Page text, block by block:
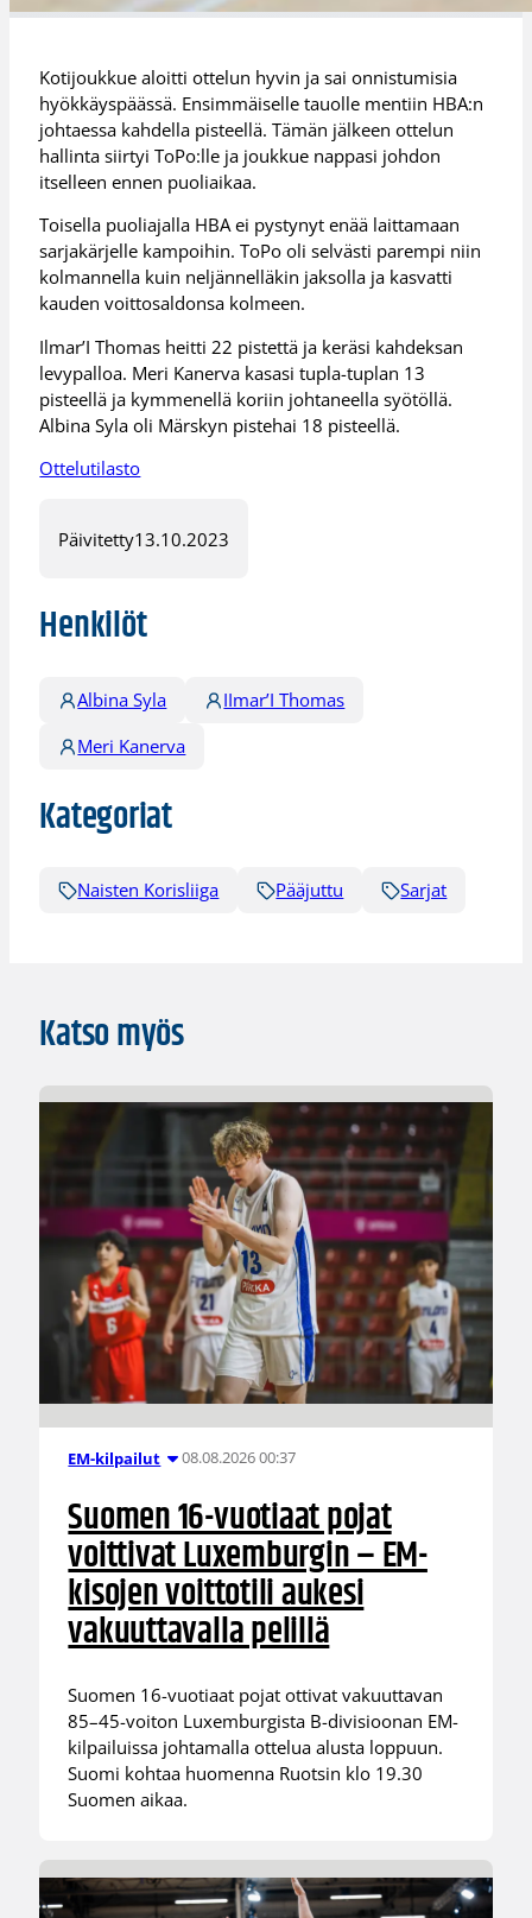
Kotijoukkue aloitti ottelun hyvin ja sai onnistumisia
hyökkäyspäässä. Ensimmäiselle tauolle mentiin HBA:n
johtaessa kahdella pisteellä. Tämän jälkeen ottelun
hallinta siirtyi ToPo:lle ja joukkue nappasi johdon
itselleen ennen puoliaikaa.
Toisella puoliajalla HBA ei pystynyt enää laittamaan
sarjakärjelle kampoihin. ToPo oli selvästi parempi niin
kolmannella kuin neljännelläkin jaksolla ja kasvatti
kauden voittosaldonsa kolmeen.
Ilmar’I Thomas heitti 22 pistettä ja keräsi kahdeksan
levypalloa. Meri Kanerva kasasi tupla-tuplan 13
pisteellä ja kymmenellä koriin johtaneella syötöllä.
Albina Syla oli Märskyn pistehai 18 pisteellä.
Ottelutilasto
Päivitetty13.10.2023
Henkilöt
Albina Syla
IImar’I Thomas
Meri Kanerva
Kategoriat
Naisten Korisliiga Pääjuttu Sarjat
Katso myös
EM-kilpailut 08.08.2026 00:37
Suomen 16-vuotiaat pojat
voittivat Luxemburgin – EM-
kisojen voittotili aukesi
vakuuttavalla pelillä
Suomen 16-vuotiaat pojat ottivat vakuuttavan
85–45-voiton Luxemburgista B-divisioonan EM-
kilpailuissa johtamalla ottelua alusta loppuun.
Suomi kohtaa huomenna Ruotsin klo 19.30
Suomen aikaa.